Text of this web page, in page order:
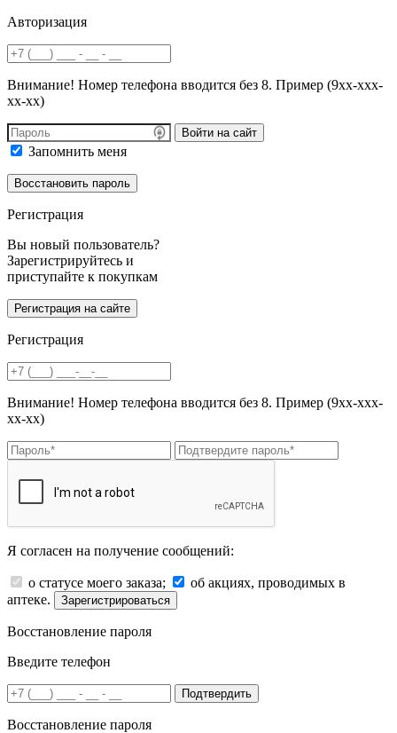
Авторизация
Внимание! Номер телефона вводится без 8. Пример (9хх-ххх-
хх-хх)
Войти на сайт
Запомнить меня
Регистрация
Вы новый пользователь?
Зарегистрируйтесь и
приступайте к покупкам
Регистрация
Внимание! Номер телефона вводится без 8. Пример (9хх-ххх-
хх-хх)
Я согласен на получение сообщений:
о статусе моего заказа;
об акциях, проводимых в
аптеке.
Зарегистрироваться
Восстановление пароля
Введите телефон
Подтвердить
Восстановление пароля